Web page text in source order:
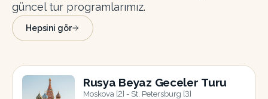
güncel tur programlarımız.
Hepsini gör
Rusya Beyaz Geceler Turu
Moskova [2] - St. Petersburg [3]